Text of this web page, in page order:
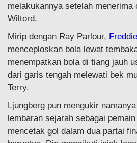
melakukannya setelah menerima
Wiltord.
Mirip dengan Ray Parlour,
menceploskan bola lewat
menempatkan bola di tiang jauh
dari garis tengah melewati bek
Terry.
Ljungberg pun mengukir
lembaran sejarah sebagai
mencetak gol dalam dua partai